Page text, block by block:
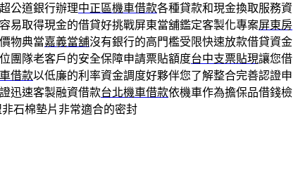
公道銀行辦理中正區機車借款各種貸款和現金換取服務資
易取得現金的借貸好挑戰屏東當舖鑑定客製化專案屏東房
物典當嘉義當舖沒有銀行的高門檻受限快速放款借貸資金
團隊老客戶的安全保障申請票貼額度台中支票貼現讓您借
借款以低廉的利率資金調度好夥伴您了解整合完善認證申
迅速客製融資借款台北機車借款依機車作為擔保品借錢檢
非石棉墊片非常適合的密封